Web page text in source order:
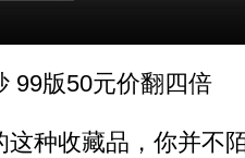
99版50元价翻四倍
种收藏品，你并不